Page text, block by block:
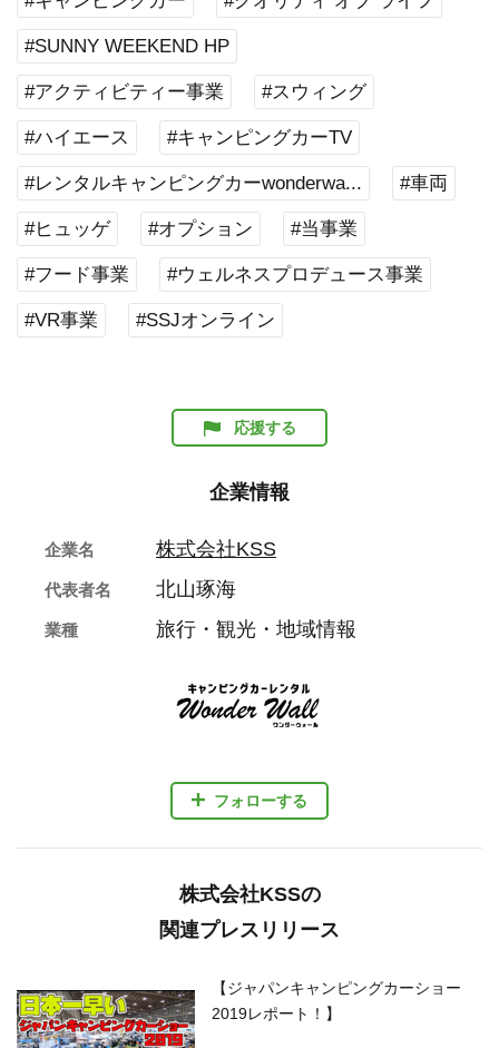
#SUNNY WEEKEND HP
#アクティビティー事業 #スウィング
#ハイエース #キャンピングカーTV
#レンタルキャンピングカーwonderwa... #車両
#ヒュッゲ #オプション #当事業
#フード事業 #ウェルネスプロデュース事業
#VR事業 #SSJオンライン
応援する
企業情報
フォローする
企業名 株式会社KSS
代表者名 北山琢海
業種 旅行・観光・地域情報
株式会社KSSの
関連プレスリリース
【ジャパンキャンピングカーショー
2019レポート！】